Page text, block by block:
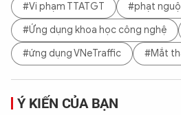
#Vi phạm TTATGT
#phạt
#Ứng dụng khoa học công nghệ
#ứng dụng VNeTraffic
#Mắt
Ý KIẾN CỦA BẠN